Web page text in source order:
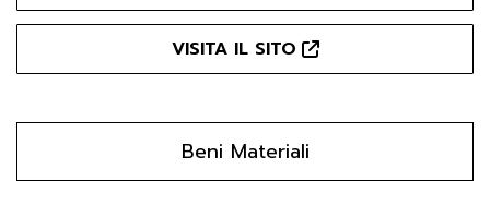
VISITA IL SITO
Beni Materiali